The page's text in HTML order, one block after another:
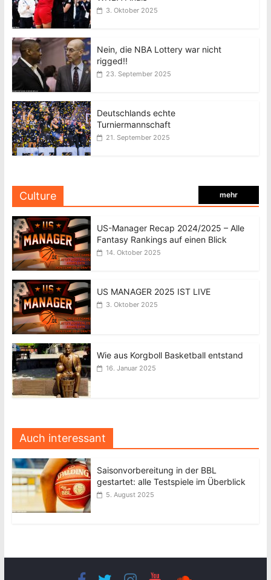
3. Oktober 2025
Nein, die NBA Lottery war nicht
rigged!!
23. September 2025
Deutschlands echte
Turniermannschaft
21. September 2025
Culture mehr
US-Manager Recap 2024/2025 – Alle
Fantasy Rankings auf einen Blick
14. Oktober 2025
US MANAGER 2025 IST LIVE
3. Oktober 2025
Wie aus Korgboll Basketball entstand
16. Januar 2025
Auch interessant
Saisonvorbereitung in der BBL
gestartet: alle Testspiele im Überblick
5. August 2025